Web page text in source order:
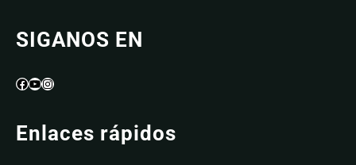
SIGANOS EN
Facebook YouTube Instagram
Enlaces rápidos